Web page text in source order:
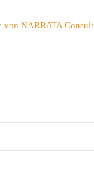
von NARRATA Consult